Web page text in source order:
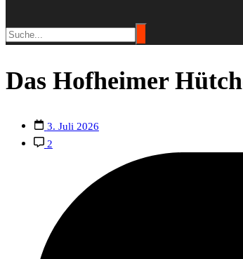
Das Hofheimer
3. Juli 2026
2